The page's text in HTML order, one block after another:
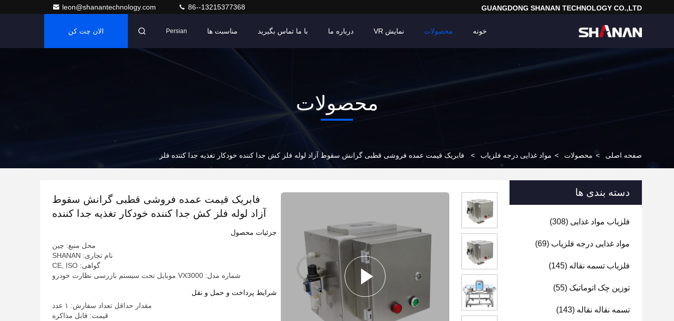
GUANGDONG SHANAN TECHNOLOGY CO.,LTD
leon@shanantechnology.com 86--13215377368
خونه محصولات نمایش VR درباره ما با ما تماس بگیرید مناسبت ها Persian الان چت کن
محصولات
صفحه اصلی > محصولات > مواد غذایی درجه فلزیاب > فابریک قیمت عمده فروشی قطبی گرانش سقوط آزاد لوله فلز کش جدا کننده خودکار تغذیه جدا کننده فلز
دسته بندی ها
فلزیاب مواد غذایی (308)
مواد غذایی درجه فلزیاب (69)
فلزیاب تسمه نقاله (145)
توزین چک اتوماتیک (55)
تسمه نقاله نقاله (143)
فابریک قیمت عمده فروشی قطبی گرانش سقوط
آزاد لوله فلز کش جدا کننده خودکار تغذیه جدا کننده
جزئیات محصول
محل منبع: چین
نام تجاری: SHANAN
گواهی: CE, ISO
شماره مدل: VX3000 موبایل تحت سیستم بازرسی نظارت خودرو
شرایط پرداخت و حمل و نقل
مقدار حداقل تعداد سفارش: ۱ عدد
قیمت: قابل مذاکره